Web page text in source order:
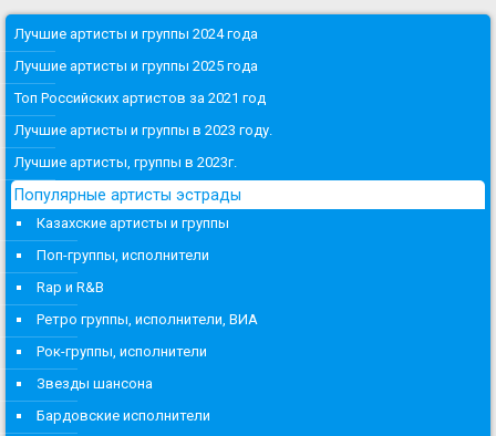
Лучшие артисты и группы 2024 года
Лучшие артисты и группы 2025 года
Топ Российских артистов за 2021 год
Лучшие артисты и группы в 2023 году.
Лучшие артисты, группы в 2023г.
Популярные артисты эстрады
Казахские артисты и группы
Поп-группы, исполнители
Rap и R&B
Ретро группы, исполнители, ВИА
Рок-группы, исполнители
Звезды шансона
Бардовские исполнители